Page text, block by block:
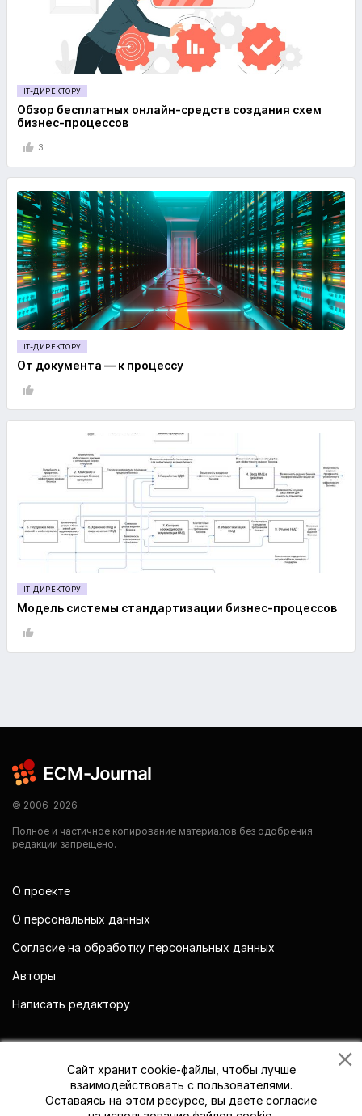
IT-ДИРЕКТОРУ
Обзор бесплатных онлайн-средств создания схем
бизнес-процессов
3
IT-ДИРЕКТОРУ
От документа — к процессу
IT-ДИРЕКТОРУ
Модель системы стандартизации бизнес-процессов
© 2006-2026
Полное и частичное копирование материалов без одобрения
редакции запрещено.
О проекте
О персональных данных
Согласие на обработку персональных данных
Авторы
Написать редактору
Сайт хранит cookie-файлы, чтобы лучше
взаимодействовать с пользователями.
Оставаясь на этом ресурсе, вы даете согласие